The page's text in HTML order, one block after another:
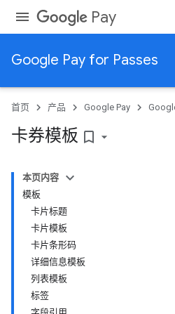
Pay
Google Pay for Passes
首页 产品 Google Pay
卡券模板 bookmark_border
本页内容
模板
卡片标题
卡片模板
卡片条形码
详细信息模板
列表模板
标签